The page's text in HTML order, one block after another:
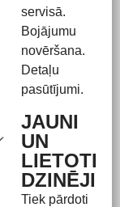
servisā.
Bojājumu
novēršana.
Detaļu
pasūtījumi.
JAUNI
UN
LIETOTI
DZINĒJI
Tiek pārdoti